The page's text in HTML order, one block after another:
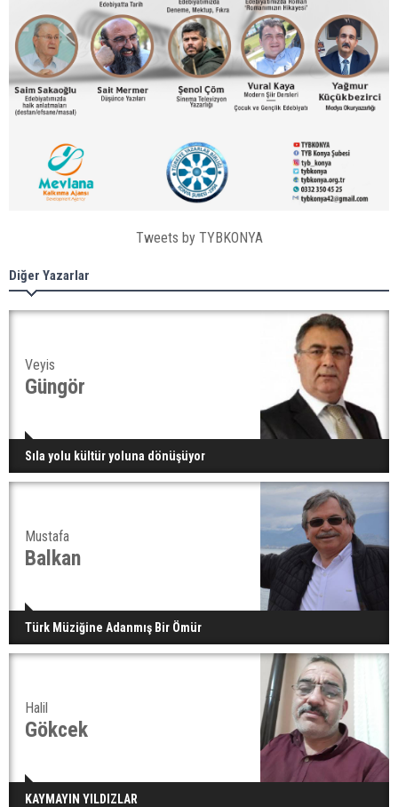
Tweets by TYBKONYA
Diğer Yazarlar
Veyis
Güngör
Sıla yolu kültür yoluna dönüşüyor
Mustafa
Balkan
Türk Müziğine Adanmış Bir Ömür
Halil
Gökcek
KAYMAYIN YILDIZLAR